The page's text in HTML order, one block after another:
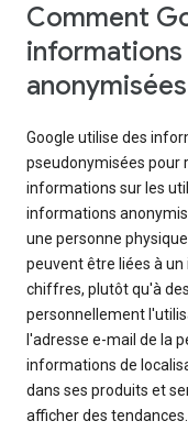
Comment
Google utilise des
pseudonymisées pour
informations sur les
informations
une personne
peuvent être liées à
chiffres, plutôt qu'à
personnellement
l'adresse e-mail de la
informations de
dans ses produits et
afficher des tendances.